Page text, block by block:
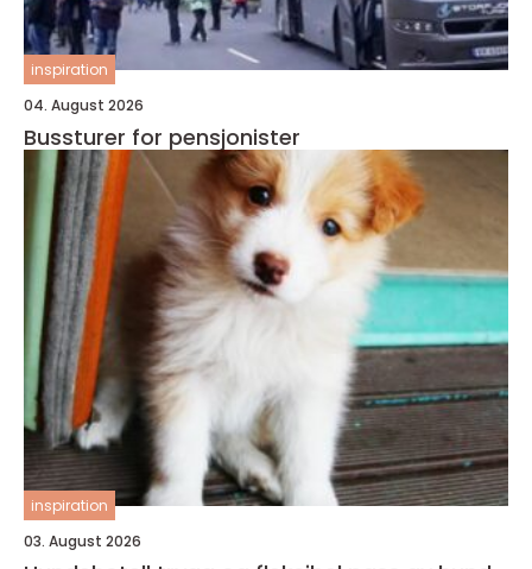
inspiration
04. August 2026
Bussturer for pensjonister
inspiration
03. August 2026